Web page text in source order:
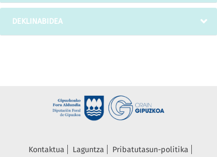
DEKLINABIDEA
Kontaktua Laguntza
Pribatutasun-politika